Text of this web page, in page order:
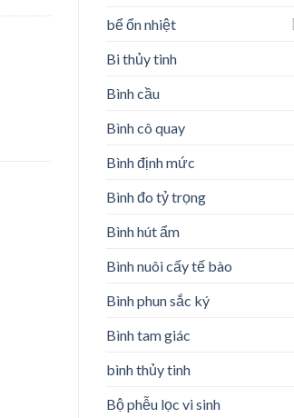
bể ổn nhiệt
Bi thủy tinh
Bình cầu
Bình cô quay
Bình định mức
Bình đo tỷ trọng
Bình hút ẩm
Bình nuôi cấy tế bào
Bình phun sắc ký
Bình tam giác
bình thủy tinh
Bộ phễu lọc vi sinh